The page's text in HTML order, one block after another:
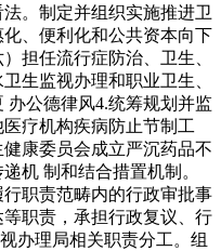
。制定并组织实施推进卫
、便利化和公共资本向下
担任流行症防治、卫生、
生监视办理和职业卫生、
办公德律风4.统筹规划并监
疗机构疾病防止节制工
康委员会成立严沉药品不
机 制和结合措置机制。
职责范畴内的行政审批事
职责，承担行政复议、行
办理局相关职责分工。组